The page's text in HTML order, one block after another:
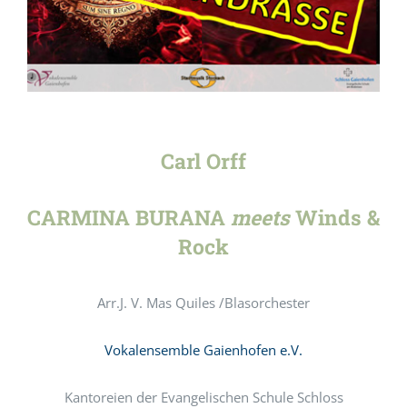
Carl Orff
CARMINA BURANA meets Winds &
Rock
Arr.J. V. Mas Quiles /Blasorchester
Vokalensemble Gaienhofen e.V.
Kantoreien der Evangelischen Schule Schloss